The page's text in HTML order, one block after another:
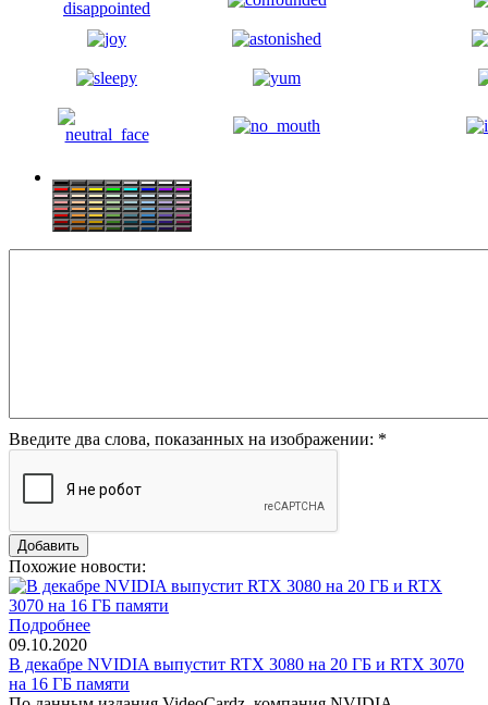
Введите два слова, показанных на изображении: *
Похожие новости:
Подробнее
09.10.2020
В декабре NVIDIA выпустит RTX 3080 на 20 ГБ и RTX 3070
на 16 ГБ памяти